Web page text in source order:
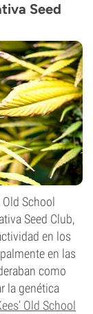
Seed
School
Seed Club,
en los
en las
como
la genética
Old School